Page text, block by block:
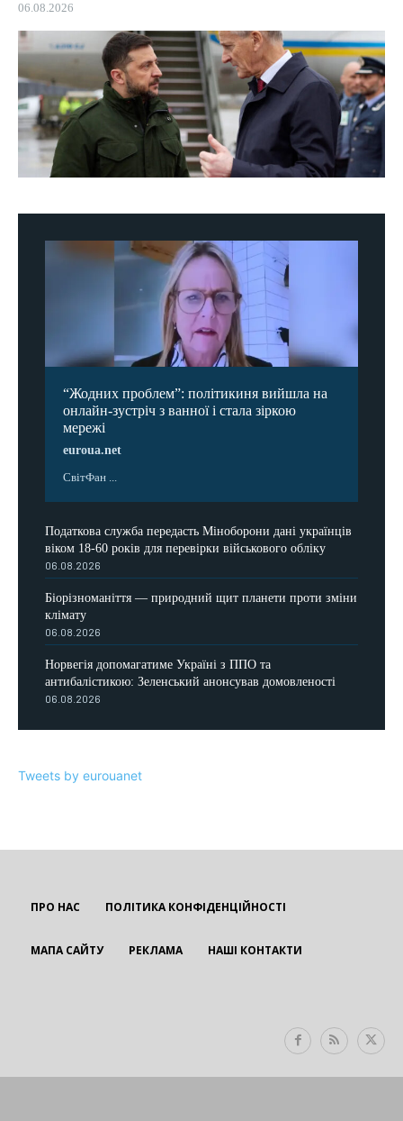
06.08.2026
“Жодних проблем”: політикиня вийшла на
онлайн-зустріч з ванної і стала зіркою
мережі
euroua.net
СвітФан ...
Податкова служба передасть Міноборони дані українців
віком 18-60 років для перевірки військового обліку
06.08.2026
Біорізноманіття — природний щит планети проти зміни
клімату
06.08.2026
Норвегія допомагатиме Україні з ППО та
антибалістикою: Зеленський анонсував домовленості
06.08.2026
Tweets by eurouanet
ПРО НАС ПОЛІТИКА КОНФІДЕНЦІЙНОСТІ
МАПА САЙТУ РЕКЛАМА НАШІ КОНТАКТИ